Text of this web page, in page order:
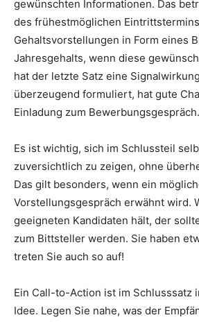
gewünschten Informationen. Das
des frühestmöglichen
Gehaltsvorstellungen in Form eines
Jahresgehalts, wenn diese
hat der letzte Satz eine
überzeugend formuliert, hat gute
Einladung zum Bewerbungsgespräch.
Es ist wichtig, sich im Schlussteil
zuversichtlich zu zeigen, ohne
Das gilt besonders, wenn ein
Vorstellungsgespräch erwähnt wird.
geeigneten Kandidaten hält, der
zum Bittsteller werden. Sie haben
treten Sie auch so auf!
Ein Call-to-Action ist im Schlusssatz
Idee. Legen Sie nahe, was der